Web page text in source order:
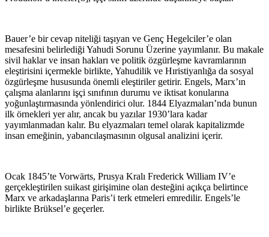
Bauer’e bir cevap niteliği taşıyan ve Genç Hegelciler’e olan
mesafesini belirlediği Yahudi Sorunu Üzerine yayımlanır. Bu makale
sivil haklar ve insan hakları ve politik özgürleşme kavramlarının
eleştirisini içermekle birlikte, Yahudilik ve Hıristiyanlığa da sosyal
özgürleşme hususunda önemli eleştiriler getirir. Engels, Marx’ın
çalışma alanlarını işçi sınıfının durumu ve iktisat konularına
yoğunlaştırmasında yönlendirici olur. 1844 Elyazmaları’nda bunun
ilk örnekleri yer alır, ancak bu yazılar 1930’lara kadar
yayımlanmadan kalır. Bu elyazmaları temel olarak kapitalizmde
insan emeğinin, yabancılaşmasının olgusal analizini içerir.
Ocak 1845’te Vorwärts, Prusya Kralı Frederick William IV’e
gerçekleştirilen suikast girişimine olan desteğini açıkça belirtince
Marx ve arkadaşlarına Paris’i terk etmeleri emredilir. Engels’le
birlikte Brüksel’e geçerler.